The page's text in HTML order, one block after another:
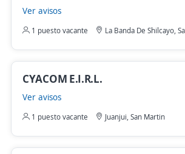
Ver avisos
1 puesto vacante La Banda De Shilcayo,
CYACOM E.I.R.L.
Ver avisos
1 puesto vacante Juanjui, San Martin